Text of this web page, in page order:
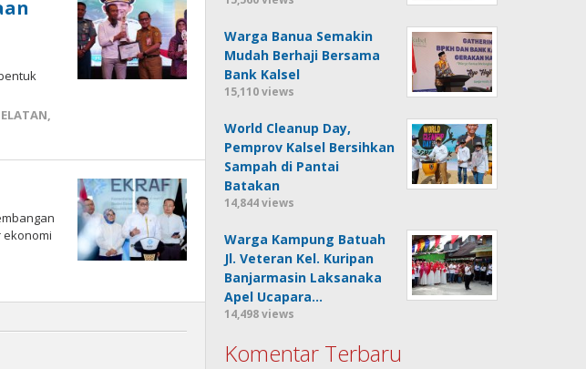
,
Warga Banua Semakin
Mudah Berhaji Bersama
Bank Kalsel
15,110 views
World Cleanup Day,
Pemprov Kalsel Bersihkan
Sampah di Pantai
Batakan
14,844 views
Warga Kampung Batuah
Jl. Veteran Kel. Kuripan
Banjarmasin Laksanaka
Apel Ucapara…
14,498 views
Komentar Terbaru